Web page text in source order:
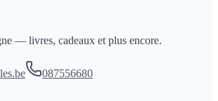
— livres, cadeaux et plus encore.
087556680